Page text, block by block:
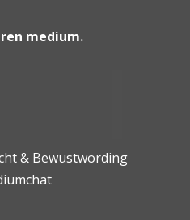
medium.
& Bewustwording